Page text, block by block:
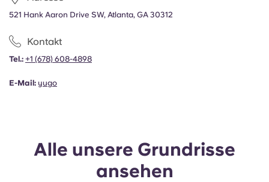
521 Hank Aaron Drive SW, Atlanta, GA 30312
Kontakt
Tel.: +1 (678) 608-4898
E-Mail: yugo
Alle unsere Grundrisse
ansehen